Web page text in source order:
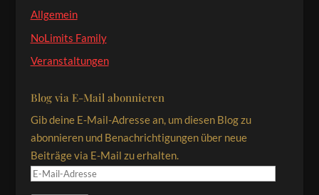
Allgemein
NoLimits Family
Veranstaltungen
Blog via E-Mail abonnieren
Gib deine E-Mail-Adresse an, um diesen Blog zu
abonnieren und Benachrichtigungen über neue
Beiträge via E-Mail zu erhalten.
E-